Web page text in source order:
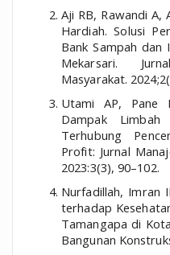
Aji RB, Rawandi A,
Hardiah. Solusi
Bank Sampah dan
Mekarsari.
Masyarakat.
Utami AP, Pane
Dampak
Terhubung
Profit: Jurnal
2023:3(3), 90–102.
Nurfadillah, Imran
terhadap
Tamangapa di
Bangunan